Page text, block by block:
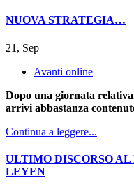
NUOVA STRATEGIA…
21, Sep
Avanti online
Dopo una giornata
arrivi abbastanza
Continua a leggere...
ULTIMO DISCORSO
LEYEN